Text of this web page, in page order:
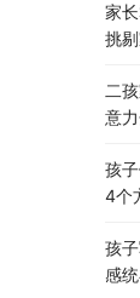
家
挑
二
意
孩
4个
孩
感统